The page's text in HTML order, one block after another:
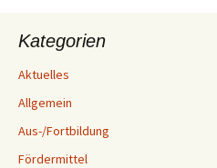
Kategorien
Aktuelles
Allgemein
Aus-/Fortbildung
Fördermittel